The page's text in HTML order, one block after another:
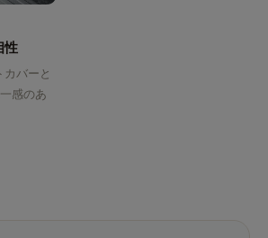
性
カバーと
感のあ